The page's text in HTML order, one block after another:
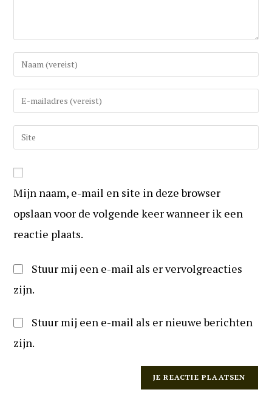
Vul
uw
(gebruikers)naam
Vul
uw
e-
mail
om
te
reageren
Vul
uw
URL
in
(optioneel)
Mijn naam, e-mail en site in deze browser
opslaan voor de volgende keer wanneer ik een
reactie plaats.
Stuur mij een e-mail als er vervolgreacties
zijn.
Stuur mij een e-mail als er nieuwe berichten
zijn.